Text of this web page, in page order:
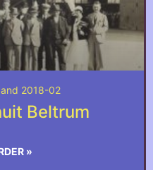
2018-02
Beltrum
»